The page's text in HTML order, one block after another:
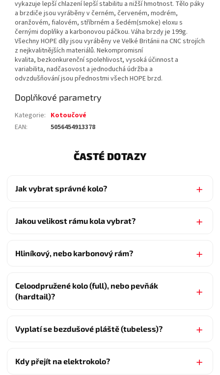
vykazuje lepší chlazení lepší stabilitu a nižší hmotnost. Tělo páky
a brzdiče jsou vyráběny v černém, červeném, modrém,
oranžovém, fialovém, stříbrném a šedém(smoke) eloxu s
černými doplňky a karbonovou páčkou. Váha brzdy je 199g.
Všechny HOPE díly jsou vyráběny ve Velké Británii na CNC strojích
z nejkvalitnějších materiálů. Nekompromisní
kvalita, bezkonkurenční spolehlivost, vysoká účinnost a
variabilita, nadčasovost a jednoduchá údržba a
odvzdušňování jsou přednostmi všech HOPE brzd.
Doplňkové parametry
Kategorie: Kotoučové
EAN: 5056454913378
ČASTÉ DOTAZY
Jak vybrat správné kolo?
Jakou velikost rámu kola vybrat?
Hliníkový, nebo karbonový rám?
Celoodpružené kolo (full), nebo pevňák
(hardtail)?
Vyplatí se bezdušové pláště (tubeless)?
Kdy přejít na elektrokolo?